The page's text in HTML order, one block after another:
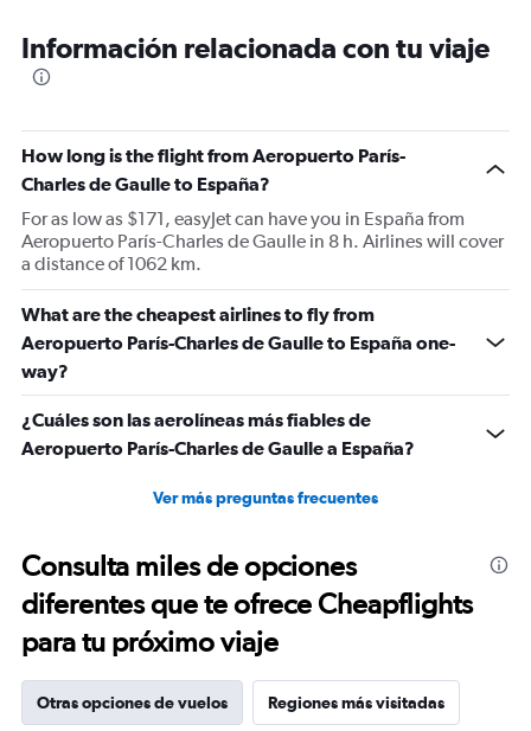
Información relacionada con tu viaje
How long is the flight from Aeropuerto París-
Charles de Gaulle to España?
For as low as $171, easyJet can have you in España from
Aeropuerto París-Charles de Gaulle in 8 h. Airlines will cover
a distance of 1062 km.
What are the cheapest airlines to fly from
Aeropuerto París-Charles de Gaulle to España one-
way?
¿Cuáles son las aerolíneas más fiables de
Aeropuerto París-Charles de Gaulle a España?
Ver más preguntas frecuentes
Consulta miles de opciones
diferentes que te ofrece Cheapflights
para tu próximo viaje
Otras opciones de vuelos Regiones más visitadas